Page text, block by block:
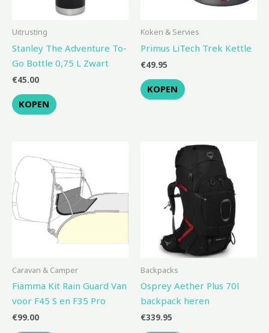
Uitrusting
Stanley The Adventure To-
Go Bottle 0,75 L Zwart
€45.00
KOPEN
Koken & Servies
Primus LiTech Trek Kettle
€49.95
KOPEN
Caravan & Camper
Fiamma Kit Rain Guard Van
voor F45 S en F35 Pro
€99.00
Backpacks
Osprey Aether Plus 70l
backpack heren
€339.95